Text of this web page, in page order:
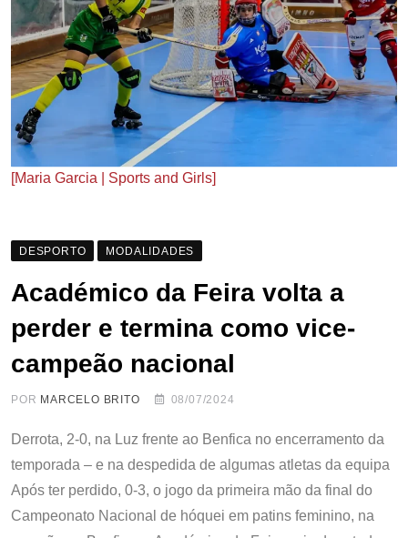
[Maria Garcia | Sports and Girls]
DESPORTO MODALIDADES
Académico da Feira volta a
perder e termina como vice-
campeão nacional
POR MARCELO BRITO 08/07/2024
Derrota, 2-0, na Luz frente ao Benfica no encerramento da
temporada – e na despedida de algumas atletas da equipa
Após ter perdido, 0-3, o jogo da primeira mão da final do
Campeonato Nacional de hóquei em patins feminino, na